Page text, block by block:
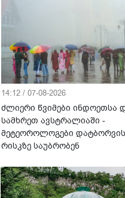
14:12 / 07-08-2026
ძლიერი წვიმები ინდოეთსა
სამხრეთ ავსტრალიაში -
მეტეოროლოგები
რისკზე საუბრობენ